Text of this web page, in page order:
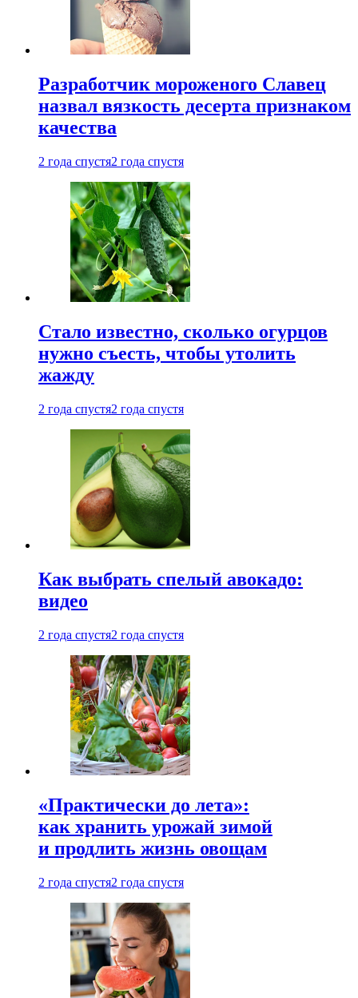
Разработчик мороженого Славец
назвал вязкость десерта признаком
качества
2 года спустя2 года спустя
Стало известно, сколько огурцов
нужно съесть, чтобы утолить
жажду
2 года спустя2 года спустя
Как выбрать спелый авокадо:
видео
2 года спустя2 года спустя
«Практически до лета»:
как хранить урожай зимой
и продлить жизнь овощам
2 года спустя2 года спустя